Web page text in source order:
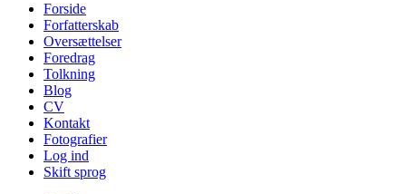
Forside
Forfatterskab
Oversættelser
Foredrag
Tolkning
Blog
CV
Kontakt
Fotografier
Log ind
Skift sprog